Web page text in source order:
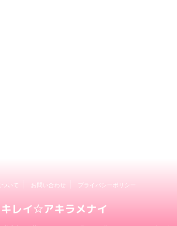
いて お問い合わせ プライバシーポリシー
キレイ☆アキラメナイ